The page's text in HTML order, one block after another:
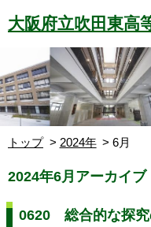
大阪府立吹田東高
トップ 2024年 6月
2024年6月アーカイブ
0620 総合的な探